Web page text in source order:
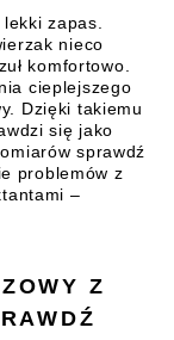
zapas.
nieco
komfortowo.
cieplejszego
Dzięki takiemu
się jako
sprawdź
problemów z
–
Z